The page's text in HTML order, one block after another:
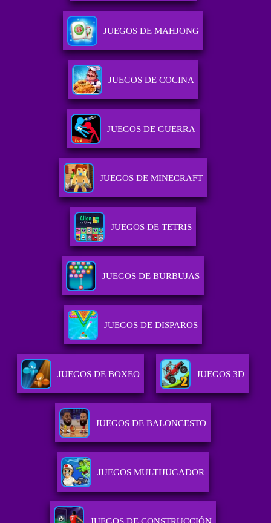
JUEGOS DE MAHJONG
JUEGOS DE COCINA
JUEGOS DE GUERRA
JUEGOS DE MINECRAFT
JUEGOS DE TETRIS
JUEGOS DE BURBUJAS
JUEGOS DE DISPAROS
JUEGOS DE BOXEO JUEGOS 3D
JUEGOS DE BALONCESTO
JUEGOS MULTIJUGADOR